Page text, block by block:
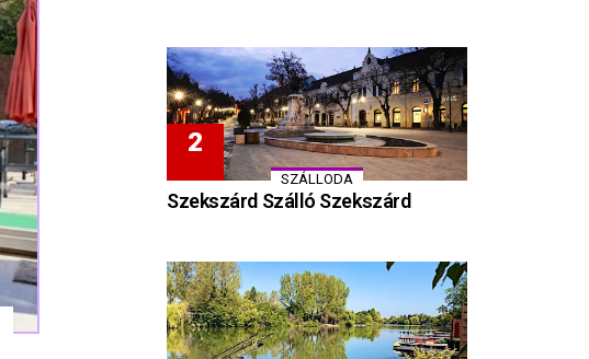
SZÁLLODA
Szekszárd Szálló Szekszárd